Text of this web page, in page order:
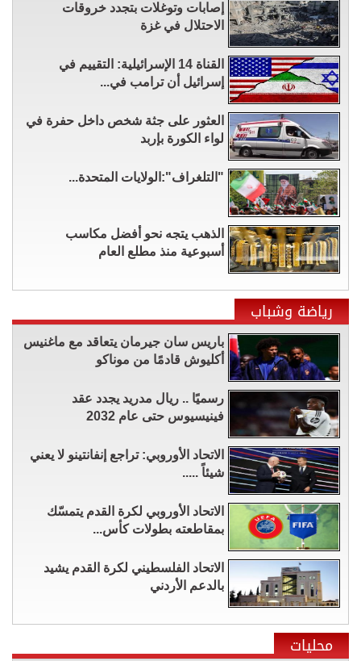
إصابات وتوغلات بتجدد خروقات
الاحتلال في غزة
القناة 14 الإسرائيلية: التقييم في
إسرائيل أن ترامب في...
العثور على جثة شخص داخل حفرة في
لواء الكورة بإربد
"التلغراف":الولايات المتحدة...
الذهب يتجه نحو أفضل مكاسب
أسبوعية منذ مطلع العام
رياضة وشباب
باريس سان جيرمان يتعاقد مع ماغنيس
أكليوش قادمًا من موناكو
رسميًا .. ريال مدريد يجدد عقد
فينيسيوس حتى عام 2032
الاتحاد الأوروبي: تراجع إنفانتينو لا يعني
شيئاً .....
الاتحاد الأوروبي لكرة القدم يتمسّك
بمقاطعته بطولات كأس...
الاتحاد الفلسطيني لكرة القدم يشيد
بالدعم الأردني
محليات